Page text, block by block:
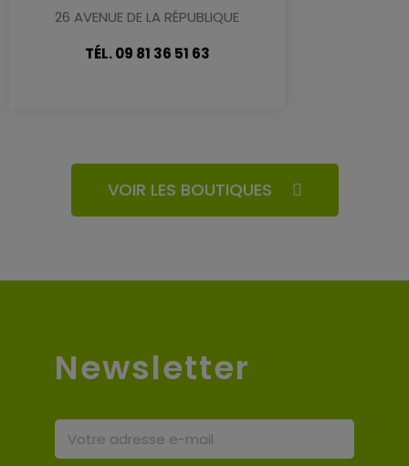
26 AVENUE DE LA RÉPUBLIQUE
TÉL. 09 81 36 51 63
VOIR LES BOUTIQUES
Newsletter